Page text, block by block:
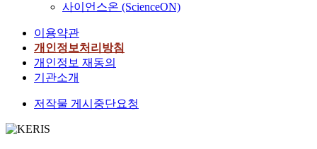
사이언스온 (ScienceON)
이용약관
개인정보처리방침
개인정보 재동의
기관소개
저작물 게시중단요청